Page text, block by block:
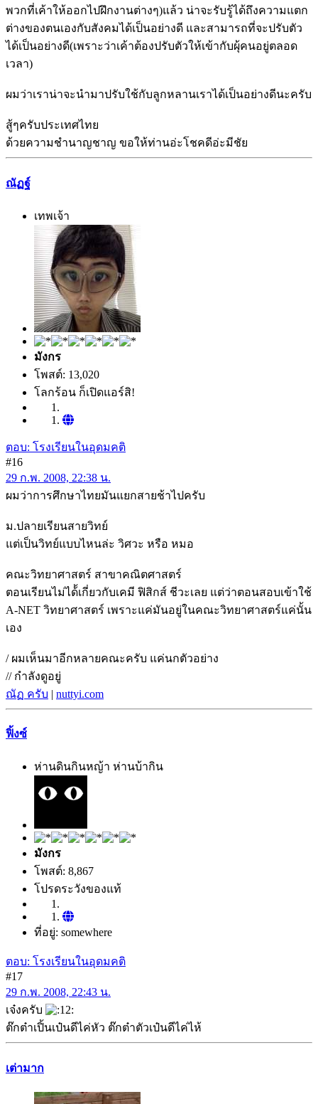
พวกที่เค้าให้ออกไปฝึกงานต่างๆ)แล้ว น่าจะรับรู้ได้ถึงความแตก
ต่างของตนเองกับสังคมได้เป็นอย่างดี และสามารถที่จะปรับตัว
ได้เป็นอย่างดี(เพราะว่าเค้าต้องปรับตัวให้เข้ากับผุ้คนอยู่ตลอด
เวลา)
ผมว่าเราน่าจะนำมาปรับใช้กับลูกหลานเราได้เป็นอย่างดีนะครับ
สู้ๆครับประเทศไทย
ด้วยความชำนาญชาญ ขอให้ท่านอ่ะโชคดีอ่ะมีชัย
ณัฏฐ์
เทพเจ้า
มังกร
โพสต์: 13,020
โลกร้อน ก็เปิดแอร์สิ!
ตอบ: โรงเรียนในอุดมคติ
#16
29 ก.พ. 2008, 22:38 น.
ผมว่าการศึกษาไทยมันแยกสายช้าไปครับ
ม.ปลายเรียนสายวิทย์
แต่เป็นวิทย์แบบไหนล่ะ วิศวะ หรือ หมอ
คณะวิทยาศาสตร์ สาขาคณิตศาสตร์
ตอนเรียนไม่ได้้เกี่ยวกับเคมี ฟิสิกส์ ชีวะเลย แต่ว่าตอนสอบเข้าใช้
A-NET วิทยาศาสตร์ เพราะแค่มันอยู่ในคณะวิทยาศาสตร์แค่นั้น
เอง
/ ผมเห็นมาอีกหลายคณะครับ แค่นกตัวอย่าง
// กำลังดูอยู่
ณัฏ ครับ | nuttyi.com
ฟิ้งซ์
ห่านดินกินหญ้า ห่านบ้ากิน
มังกร
โพสต์: 8,867
โปรดระวังของแท้
ที่อยู่: somewhere
ตอบ: โรงเรียนในอุดมคติ
#17
29 ก.พ. 2008, 22:43 น.
เจ๋งครับ
ต๊กต๋าเปิ้นเป๋นดีไค่หัว ต๊กต๋าตัวเป๋นดีไค่ไห้
เต่ามาก